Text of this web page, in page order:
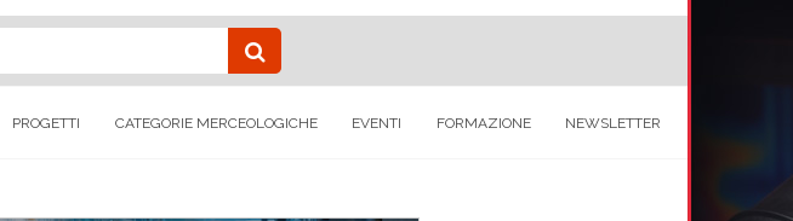
PROGETTI CATEGORIE MERCEOLOGICHE EVENTI FORMAZIONE NEWSLETTER